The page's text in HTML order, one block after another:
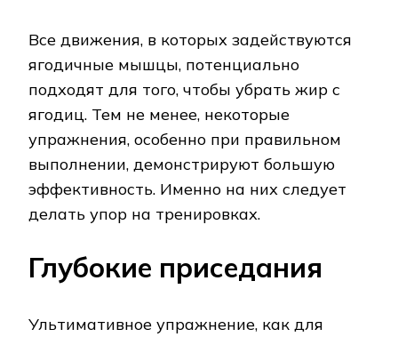
Все движения, в которых задействуются
ягодичные мышцы, потенциально
подходят для того, чтобы убрать жир с
ягодиц. Тем не менее, некоторые
упражнения, особенно при правильном
выполнении, демонстрируют большую
эффективность. Именно на них следует
делать упор на тренировках.
Глубокие приседания
Ультимативное упражнение, как для